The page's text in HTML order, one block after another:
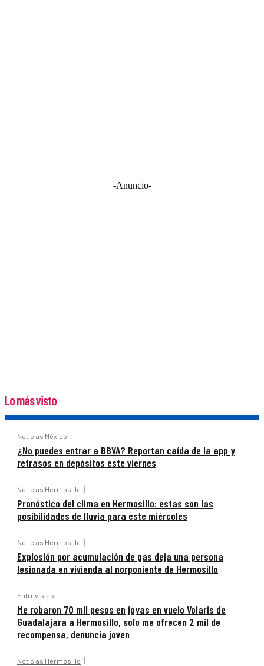
-Anuncio-
Lo más visto
Noticias México
¿No puedes entrar a BBVA? Reportan caída de la app y
retrasos en depósitos este viernes
Noticias Hermosillo
Pronóstico del clima en Hermosillo: estas son las
posibilidades de lluvia para este miércoles
Noticias Hermosillo
Explosión por acumulación de gas deja una persona
lesionada en vivienda al norponiente de Hermosillo
Entrevistas
Me robaron 70 mil pesos en joyas en vuelo Volaris de
Guadalajara a Hermosillo, solo me ofrecen 2 mil de
recompensa, denuncia joven
Noticias Hermosillo